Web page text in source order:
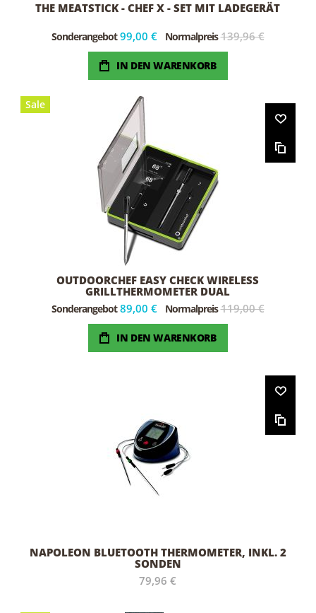
THE MEATSTICK - CHEF X - SET MIT LADEGERÄT
Sonderangebot 99,00 € Normalpreis 139,96 €
IN DEN WARENKORB
Sale
OUTDOORCHEF EASY CHECK WIRELESS
GRILLTHERMOMETER DUAL
Sonderangebot 89,00 € Normalpreis 119,00 €
IN DEN WARENKORB
NAPOLEON BLUETOOTH THERMOMETER, INKL. 2
SONDEN
79,96 €